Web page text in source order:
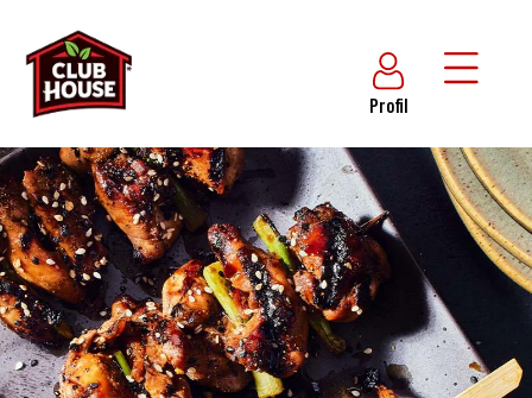
Profil